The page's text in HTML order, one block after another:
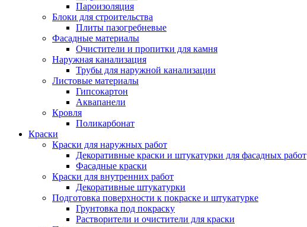
Пароизоляция
Блоки для строительства
Плиты пазогребневые
Фасадные материалы
Очистители и пропитки для камня
Наружная канализация
Трубы для наружной канализации
Листовые материалы
Гипсокартон
Аквапанели
Кровля
Поликарбонат
Краски
Краски для наружных работ
Декоративные краски и штукатурки для фасадных работ
Фасадные краски
Краски для внутренних работ
Декоративные штукатурки
Подготовка поверхности к покраске и штукатурке
Грунтовка под покраску
Растворители и очистители для краски